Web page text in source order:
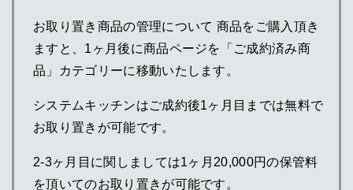
お取り置き商品の管理について 商品をご購入頂き
ますと、1ヶ月後に商品ページを「ご成約済み商
品」カテゴリーに移動いたします。
システムキッチンはご成約後1ヶ月目までは無料で
お取り置きが可能です。
2-3ヶ月目に関しましては1ヶ月20,000円の保管料
を頂いてのお取り置きが可能です。